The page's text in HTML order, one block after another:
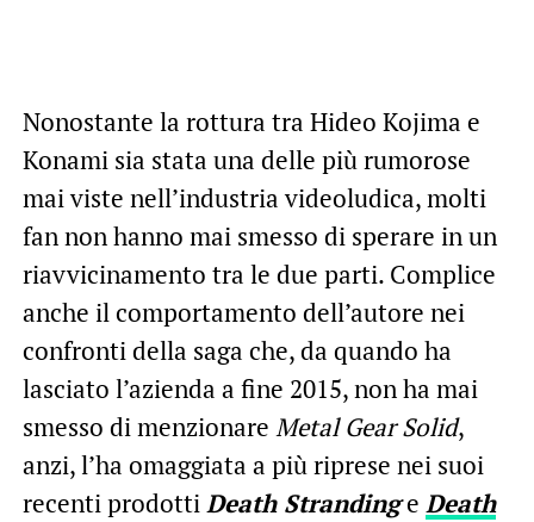
Nonostante la rottura tra Hideo Kojima e
Konami sia stata una delle più rumorose
mai viste nell’industria videoludica, molti
fan non hanno mai smesso di sperare in un
riavvicinamento tra le due parti. Complice
anche il comportamento dell’autore nei
confronti della saga che, da quando ha
lasciato l’azienda a fine 2015, non ha mai
smesso di menzionare Metal Gear Solid,
anzi, l’ha omaggiata a più riprese nei suoi
recenti prodottiDeath Strandinge Death